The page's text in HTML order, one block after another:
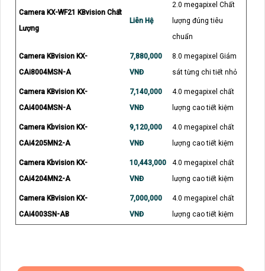
Camera KX-WF21 KBvision Chất
Lượng
Liên Hệ
2.0 megapixel Chất
lượng đúng tiêu
chuẩn
Camera KBvision KX-
CAi8004MSN-A
7,880,000
VNĐ
8.0 megapixel Giám
sát từng chi tiết nhỏ
Camera KBvision KX-
CAi4004MSN-A
7,140,000
VNĐ
4.0 megapixel chất
lượng cao tiết kiệm
Camera Kbvision KX-
CAi4205MN2-A
9,120,000
VNĐ
4.0 megapixel chất
lượng cao tiết kiệm
Camera Kbvision KX-
CAi4204MN2-A
10,443,000
VNĐ
4.0 megapixel chất
lượng cao tiết kiệm
Camera KBvision KX-
CAi4003SN-AB
7,000,000
VNĐ
4.0 megapixel chất
lượng cao tiết kiệm